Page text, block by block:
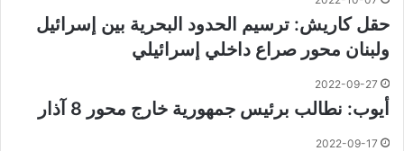
حقل كاريش: ترسيم الحدود البحرية بين إسرائيل
ولبنان محور صراع داخلي إسرائيلي
2022-09-27
أيوب: نطالب برئيس جمهورية خارج محور 8 آذار
2022-09-17